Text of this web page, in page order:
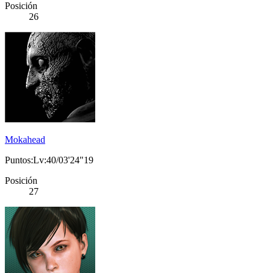
Posición
26
Mokahead
Puntos:Lv:40/03'24"19
Posición
27